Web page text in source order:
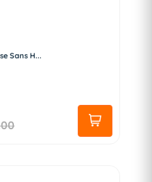
Sans H...